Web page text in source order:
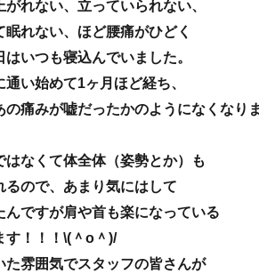
がれない、立っていられない、
眠れない、ほど腰痛がひどく
はいつも寝込んでいました。
通い始めて1ヶ月ほど経ち、
の痛みが嘘だったかのようになくなり
はなくて体全体（姿勢とか）も
るので、あまり気にはして
んですが肩や首も楽になっている
す！！！\(＾o＾)/
た雰囲気でスタッフの皆さんが